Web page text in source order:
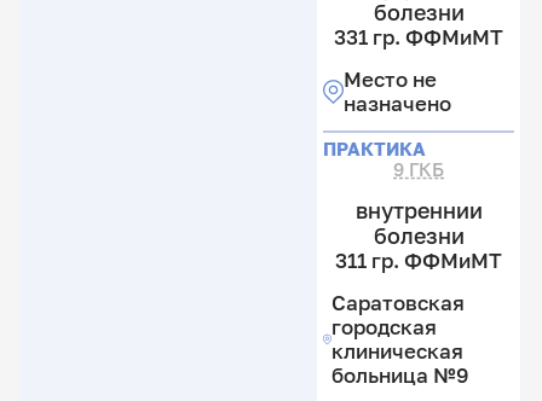
болезни
331 гр. ФФМиМТ
Место не
назначено
ПРАКТИКА
9 ГКБ
внутреннии
болезни
311 гр. ФФМиМТ
Саратовская
городская
клиническая
больница №9